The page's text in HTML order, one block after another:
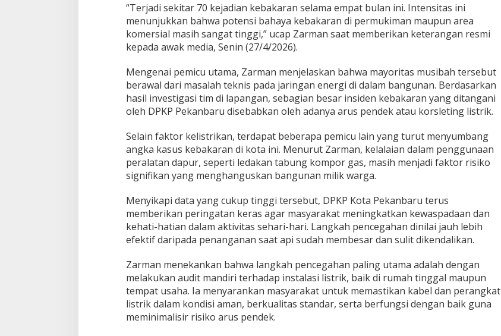
l
e
t
n
L
i
s
t
r
k
“Terjadi sekitar 70 kejadian kebakaran selama empat bulan ini. Intensitas ini
menunjukkan bahwa potensi bahaya kebakaran di permukiman maupun area
komersial masih sangat tinggi,” ucap Zarman saat memberikan keterangan resmi
kepada awak media, Senin (27/4/2026).
Mengenai pemicu utama, Zarman menjelaskan bahwa mayoritas musibah tersebut
berawal dari masalah teknis pada jaringan energi di dalam bangunan. Berdasarkan
hasil investigasi tim di lapangan, sebagian besar insiden kebakaran yang ditangani
oleh DPKP Pekanbaru disebabkan oleh adanya arus pendek atau korsleting listrik.
Selain faktor kelistrikan, terdapat beberapa pemicu lain yang turut menyumbang
angka kasus kebakaran di kota ini. Menurut Zarman, kelalaian dalam penggunaan
peralatan dapur, seperti ledakan tabung kompor gas, masih menjadi faktor risiko
signifikan yang menghanguskan bangunan milik warga.
Menyikapi data yang cukup tinggi tersebut, DPKP Kota Pekanbaru terus
memberikan peringatan keras agar masyarakat meningkatkan kewaspadaan dan
kehati-hatian dalam aktivitas sehari-hari. Langkah pencegahan dinilai jauh lebih
efektif daripada penanganan saat api sudah membesar dan sulit dikendalikan.
Zarman menekankan bahwa langkah pencegahan paling utama adalah dengan
melakukan audit mandiri terhadap instalasi listrik, baik di rumah tinggal maupun
tempat usaha. Ia menyarankan masyarakat untuk memastikan kabel dan perangkat
listrik dalam kondisi aman, berkualitas standar, serta berfungsi dengan baik guna
meminimalisir risiko arus pendek.